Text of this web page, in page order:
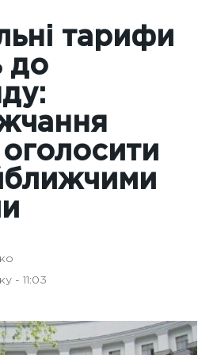
тарифи
до
- 11:03